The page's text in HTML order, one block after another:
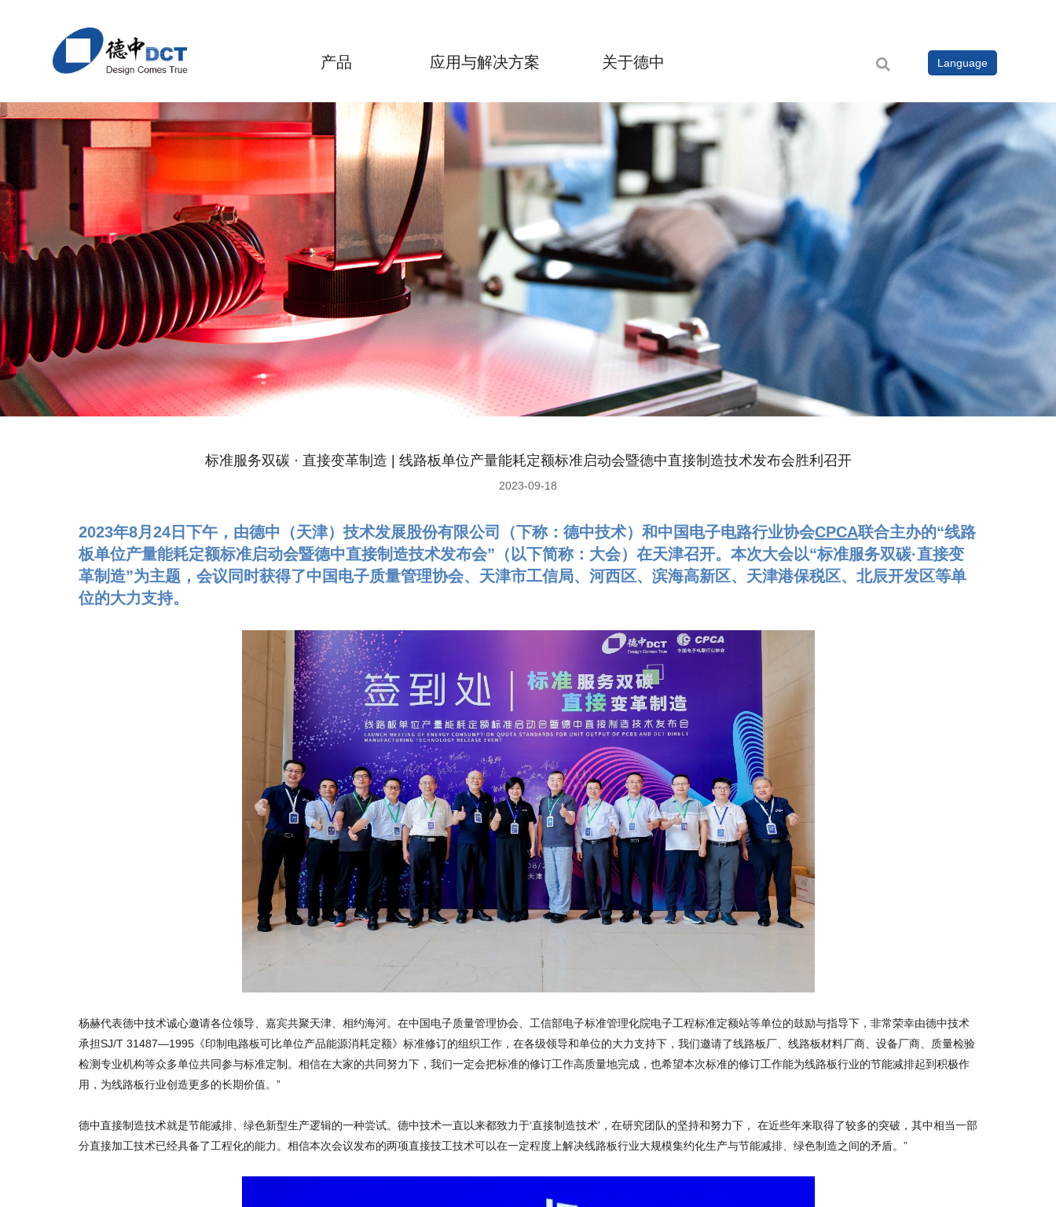
产品
激光精密加工设备
> DirectLaser P系列 直接激光电路结构成型设备
> DirectLaser S系列 激光精密切割设备
> DirectLaser M系列 陶瓷及精密金属激光加工设备
> DirectLaser U系列 激光多功能微加工设备
> DirectLaser D系列 激光精密钻孔设备
> StencilMat系列 激光精密模板加工设备
> InfoLaser系列 精密激光打标设备
> StencilCheck系列 钢网检测设备
> DirectLaser FP系列 激光精密修复PCB设备
> DirectLaser CO2激光陶瓷精密切割划线设备
> DirectLaser W 水导激光精密加工设备
电路板制作成套设备
> 电路板实验室打样设备
德中技术FreeDo F5s 科研用紫外激光微纳加工神器
HybriDo R1实验室激光机械微加工系统
HybriDo U2 全自动立式激光机械一体微加工系统
RapiDo系列 直接激光电路板打样设备
EasyDo系列 直接机械电路板打样设备
> 电路板轻量化制作系统
CS系列 超声波/兆声波清洗系统
MP系列 多层板压合机
LA系列 贴膜机
TP系列 孔金属化设备
EX系列 曝光机
DES系列 显影/蚀刻/去膜设备
WT系列 实验室清洗水处理设备
工业软件
> 数据处理软件 CircuitCAM 8
> 设备驱动软件 DreamCreaTor 3
> 电子设计及仿真EDA软件
应用与解决方案
应用与解决方案
> 聚合物
环氧树脂类材料
PTFE
LCP
> 无机非金属材料
陶瓷
LTCC/HTCC
透明脆性材料
磁性材料
半导体材料
碳素材料
超硬材料
> 金属材料
不锈钢
高温难熔金属
铜合金及铝合金
可伐合金
支持与服务
> 资料下载
> 产品视频
> 专业知识
关于德中
关于德中
> 德中概述
> 公司历程
> 德中理念
> 联系方式
核心竞争力
> 应用
> 核心控制
> 模块化
> 自动化
> 光学技术
> 团队
> 软件
> 文化及追求
> 招聘信息
投资者关系
> 公告信息
> 投资者关系
新闻
> 公司新闻
Language
标准服务双碳 · 直接变革制造 | 线路板单位产量能耗定额标准启动会暨德中直接制造技术发布会胜利召开
2023-09-18
2023年8月24日下午，由德中（天津）技术发展股份有限公司（下称：德中技术）和中国电子电路行业协会CPCA联合主办的“线路
板单位产量能耗定额标准启动会暨德中直接制造技术发布会”（以下简称：大会）在天津召开。本次大会以“标准服务双碳·直接变
革制造”为主题，会议同时获得了中国电子质量管理协会、天津市工信局、河西区、滨海高新区、天津港保税区、北辰开发区等单
位的大力支持。
杨赫代表德中技术诚心邀请各位领导、嘉宾共聚天津、相约海河。在中国电子质量管理协会、工信部电子标准管理化院电子工程标准定额站等单位的鼓励与指导下，非常荣幸由德中技术
承担SJ/T 31487—1995《印制电路板可比单位产品能源消耗定额》 标准修订的组织工作，在各级领导和单位的大力支持下，我们邀请了线路板厂、线路板材料厂商、设备厂商、质量检验
检测专业机构等众多单位共同参与标准定制。相信在大家的共同努力下，我们一定会把标准的修订工作高质量地完成，也希望本次标准的修订工作能为线路板行业的节能减排起到积极作
用，为线路板行业创造更多的长期价值。”
德中直接制造技术就是节能减排、绿色新型生产逻辑的一种尝试。德中技术一直以来都致力于‘直接制造技术’，在研究团队的坚持和努力下， 在近些年来取得了较多的突破，其中相当一部
分直接加工技术已经具备了工程化的能力。相信本次会议发布的两项直接技工技术可以在一定程度上解决线路板行业大规模集约化生产与节能减排、绿色制造之间的矛盾。”